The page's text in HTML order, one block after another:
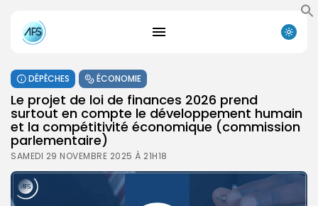
DÉPÊCHES ÉCONOMIE
Le projet de loi de finances 2026 prend
surtout en compte le développement humain
et la compétitivité économique (commission
parlementaire)
SAMEDI 29 NOVEMBRE 2025 À 21H18